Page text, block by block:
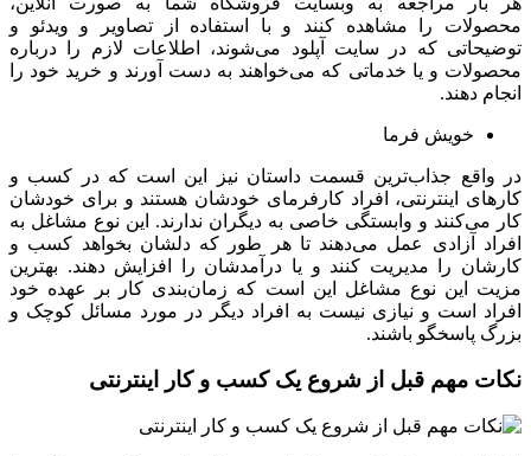
را مشاهده کنند و با استفاده از تصاویر و ویدئو و
که در سایت آپلود می‌شوند، اطلاعات لازم را درباره
و یا خدماتی که می‌خواهند به دست آورند و خرید خود را
دهند.
خویش فرما
جذاب‌ترین قسمت داستان نیز این است که در کسب و
اینترنتی، افراد کارفرمای خودشان هستند و برای خودشان
و وابستگی خاصی به دیگران ندارند. این نوع مشاغل به
آزادی عمل می‌دهند تا هر طور که دلشان بخواهد کسب و
را مدیریت کنند و یا درآمدشان را افزایش دهند. بهترین
این نوع مشاغل این است که زمان‌بندی کار بر عهده خود
است و نیازی نیست به افراد دیگر در مورد مسائل کوچک و
پاسخگو باشند.
مهم قبل از شروع یک کسب و کار اینترنتی